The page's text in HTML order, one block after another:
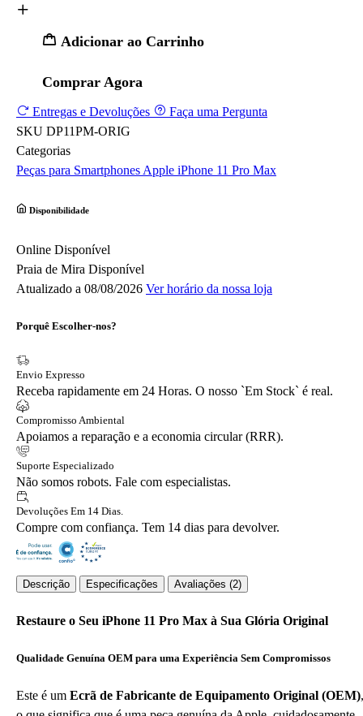
Adicionar ao Carrinho
Comprar Agora
Entregas e Devoluções
Faça uma Pergunta
SKU DP11PM-ORIG
Categorias
Peças para Smartphones Apple iPhone 11 Pro Max
Disponibilidade
Online Disponível
Praia de Mira Disponível
Atualizado a 08/08/2026 Ver horário da nossa loja
Porquê Escolher-nos?
Envio Expresso
Receba rapidamente em 24 Horas. O nosso `Em Stock` é real.
Compromisso Ambiental
Apoiamos a reparação e a economia circular (RRR).
Suporte Especializado
Não somos robots. Fale com especialistas.
Devoluções Em 14 Dias.
Compre com confiança. Tem 14 dias para devolver.
Descrição Especificações Avaliações (2)
Restaure o Seu iPhone 11 Pro Max à Sua Glória Original
Qualidade Genuína OEM para uma Experiência Sem Compromissos
Este é um Ecrã de Fabricante de Equipamento Original (OEM),